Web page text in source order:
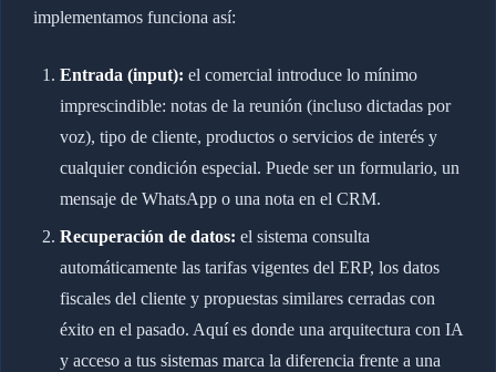
implementamos funciona así:
Entrada (input): el comercial introduce lo mínimo
imprescindible: notas de la reunión (incluso dictadas por
voz), tipo de cliente, productos o servicios de interés y
cualquier condición especial. Puede ser un formulario, un
mensaje de WhatsApp o una nota en el CRM.
Recuperación de datos: el sistema consulta
automáticamente las tarifas vigentes del ERP, los datos
fiscales del cliente y propuestas similares cerradas con
éxito en el pasado. Aquí es donde una arquitectura con IA
y acceso a tus sistemas marca la diferencia frente a una